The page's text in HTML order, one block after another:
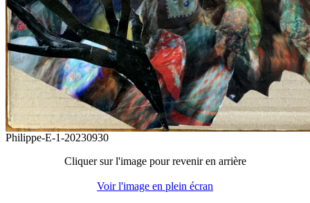
Philippe-E-1-20230930
Cliquer sur l'image pour revenir en arrière
Voir l'image en plein écran